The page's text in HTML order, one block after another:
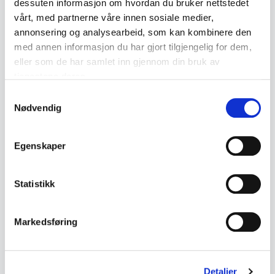
dessuten informasjon om hvordan du bruker nettstedet
vårt, med partnerne våre innen sosiale medier,
annonsering og analysearbeid, som kan kombinere den
med annen informasjon du har gjort tilgjengelig for dem,
eller som de har samlet inn gjennom din bruk av
Nødvendig
Egenskaper
Statistikk
Markedsføring
Detaljer
Decorative silver pendant in a stylised,
modernist design featuring a bird motif.
Hallmarked 830S.
• Silver
• Modernist design language
• Appears to be a mid-20th century work
• Measurements:
- Width approx. 4.8 cm